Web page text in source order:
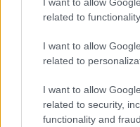
related to
I want to allow
related to
I want to allow
related to security,
functionality and
δεκτή μέσω
ενώ ο σκηνοθέτης
παιδιά του Ιράκ
όσοι υποφέρουν
Βραβείο της
του Παρκ Τσαν